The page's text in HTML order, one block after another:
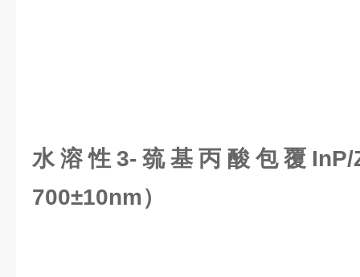
水溶性3-巯基丙酸包覆
700±10nm）